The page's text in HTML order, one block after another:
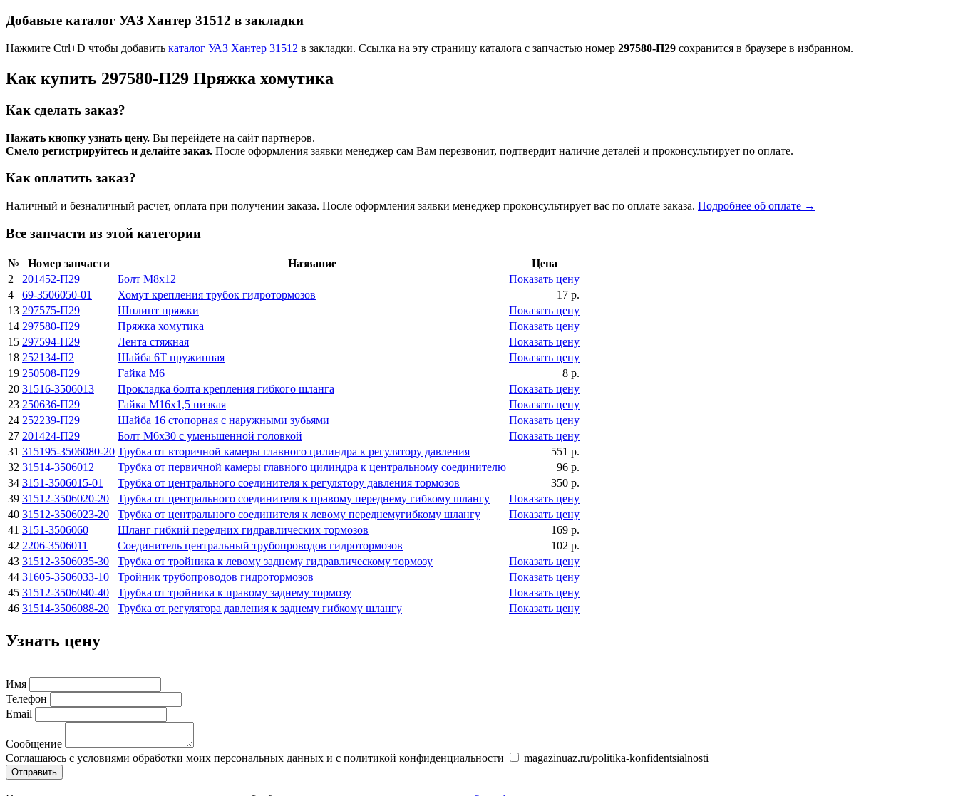
Добавьте каталог УАЗ Хантер 31512 в закладки
Нажмите Ctrl+D чтобы добавить каталог УАЗ Хантер 31512 в закладки. Ссылка на эту страницу каталога с запчастью номер 297580-П29 сохранится в браузере в избранном.
Как купить 297580-П29 Пряжка хомутика
Как сделать заказ?
Нажать кнопку узнать цену. Вы перейдете на сайт партнеров.
Смело регистрируйтесь и делайте заказ. После оформления заявки менеджер сам Вам перезвонит, подтвердит наличие деталей и проконсультирует по оплате.
Как оплатить заказ?
Наличный и безналичный расчет, оплата при получении заказа. После оформления заявки менеджер проконсультирует вас по оплате заказа. Подробнее об оплате →
Все запчасти из этой категории
№ Номер запчасти Название
Цена
2
201452-П29 Болт М8х12
Показать цену
4
69-3506050-01 Хомут крепления трубок гидротормозов
17 р.
13 297575-П29 Шплинт пряжки
Показать цену
14 297580-П29 Пряжка хомутика
Показать цену
15 297594-П29 Лента стяжная
Показать цену
18 252134-П2 Шайба 6Т пружинная
Показать цену
19 250508-П29 Гайка М6
8 р.
20 31516-3506013 Прокладка болта крепления гибкого шланга
Показать цену
23 250636-П29 Гайка М16х1,5 низкая
Показать цену
24 252239-П29 Шайба 16 стопорная с наружными зубьями
Показать цену
27 201424-П29 Болт М6х30 с уменьшенной головкой
Показать цену
31 315195-3506080-20 Трубка от вторичной камеры главного цилиндра к регулятору давления
551 р.
32 31514-3506012 Трубка от первичной камеры главного цилиндра к центральному соединителю
96 р.
34 3151-3506015-01 Трубка от центрального соединителя к регулятору давления тормозов
350 р.
39 31512-3506020-20 Трубка от центрального соединителя к правому переднему гибкому шлангу
Показать цену
40 31512-3506023-20 Трубка от центрального соединителя к левому переднемугибкому шлангу
Показать цену
41 3151-3506060 Шланг гибкий передних гидравлических тормозов
169 р.
42 2206-3506011 Соединитель центральный трубопроводов гидротормозов
102 р.
43 31512-3506035-30 Трубка от тройника к левому заднему гидравлическому тормозу
Показать цену
44 31605-3506033-10 Тройник трубопроводов гидротормозов
Показать цену
45 31512-3506040-40 Трубка от тройника к правому заднему тормозу
Показать цену
46 31514-3506088-20 Трубка от регулятора давления к заднему гибкому шлангу Показать цену
Узнать цену
Имя
Телефон
Email
Сообщение
Соглашаюсь с условиями обработки моих персональных данных и с политикой конфиденциальности
magazinuaz.ru/politika-konfidentsialnosti
Отправить